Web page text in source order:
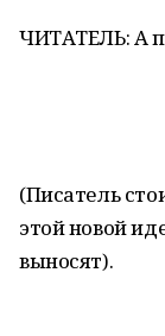
ЧИТАТЕЛЬ: А
(Писатель
этой новой
выносят).